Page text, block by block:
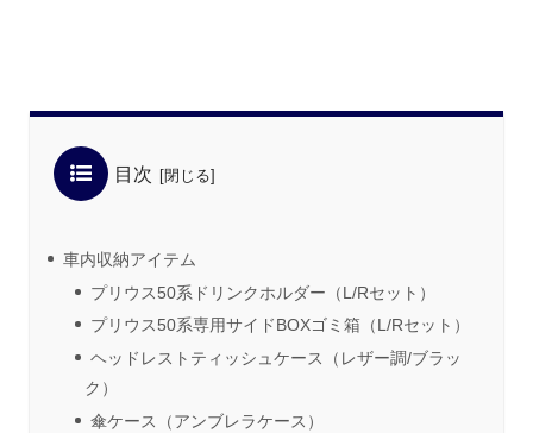
目次
車内収納アイテム
プリウス50系ドリンクホルダー（L/Rセット）
プリウス50系専用サイドBOXゴミ箱（L/Rセット）
ヘッドレストティッシュケース（レザー調/ブラッ
ク）
傘ケース（アンブレラケース）